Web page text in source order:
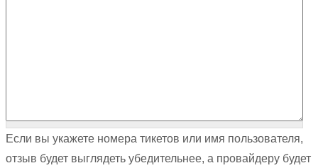
Если вы укажете номера тикетов или имя пользователя,
отзыв будет выглядеть убедительнее, а провайдеру будет